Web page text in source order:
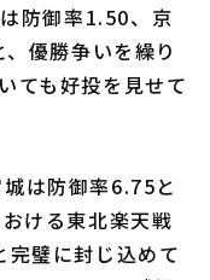
防御率1.50、京
優勝争いを繰り
ても好投を見せて
は防御率6.75と
ける東北楽天戦
璧に封じ込めて